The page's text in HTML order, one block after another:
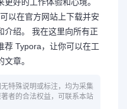
以在官方网站上下载并安
介绍。 我在这里向所有正
荐 Typora，让你可以在工
章。
特殊说明或标注，均为采集
者的合法权益，可联系本站